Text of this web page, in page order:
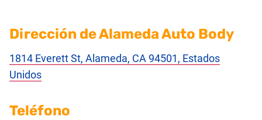
Dirección de Alameda Auto Body
1814 Everett St, Alameda, CA 94501, Estados
Unidos
Teléfono